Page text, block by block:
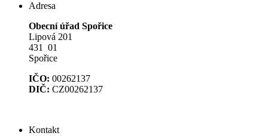
Adresa
Obecní úřad Spořice
Lipová 201
431 01
Spořice
IČO: 00262137
DIČ: CZ00262137
Kontakt